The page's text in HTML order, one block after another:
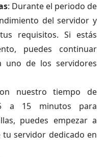
: Durante el periodo de
del servidor y
requisitos. Si estás
puedes continuar
uno de los servidores
nuestro tiempo de
a 15 minutos para
puedes empezar a
servidor dedicado en